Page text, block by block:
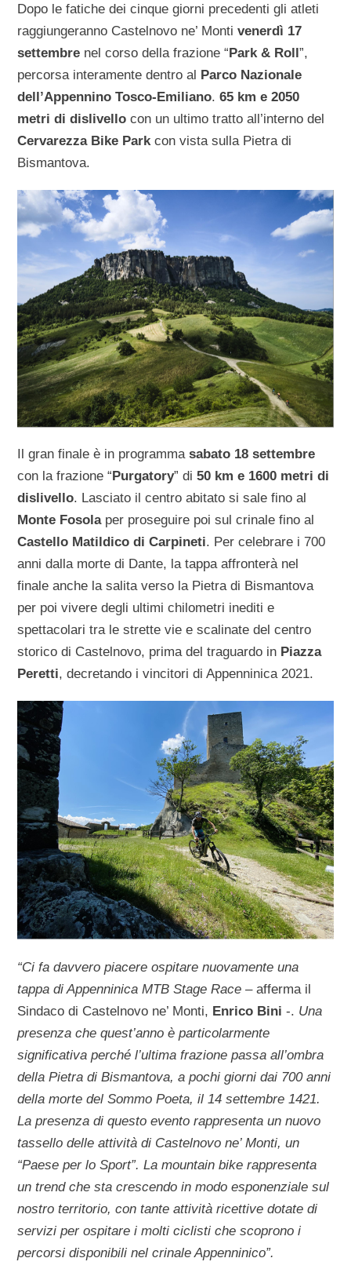
Dopo le fatiche dei cinque giorni precedenti gli atleti
raggiungeranno Castelnovo ne’ Montivenerdì 17
settembre nel corso della frazione “Park & Roll”,
percorsa interamente dentro al Parco Nazionale
dell’Appennino Tosco-Emiliano.65 km e 2050
metri di dislivello con un ultimo tratto all’interno del
Cervarezza Bike Park con vista sulla Pietra di
Bismantova.
Il gran finale è in programmasabato 18 settembre
con la frazione “Purgatory” di50 km e 1600 metri di
dislivello. Lasciato il centro abitato si sale fino al
Monte Fosolaper proseguire poi sul crinale fino al
Castello Matildico di Carpineti. Per celebrare i 700
anni dalla morte di Dante, la tappa affronterà nel
finale anche la salita verso la Pietra di Bismantova
per poi vivere degli ultimi chilometri inediti e
spettacolari tra le strette vie e scalinate del centro
storico di Castelnovo, prima del traguardo in Piazza
Peretti, decretando i vincitori di Appenninica 2021.
“Ci fa davvero piacere ospitare nuovamente una
tappa di Appenninica MTB Stage Race –afferma il
Sindaco di Castelnovo ne’ Monti, Enrico Bini -. Una
presenza che quest’anno è particolarmente
significativa perché l’ultima frazione passa all’ombra
della Pietra di Bismantova, a pochi giorni dai 700 anni
della morte del Sommo Poeta, il 14 settembre 1421.
La presenza di questo evento rappresenta un nuovo
tassello delle attività di Castelnovo ne’ Monti, un
“Paese per lo Sport”. La mountain bike rappresenta
un trend che sta crescendo in modo esponenziale sul
nostro territorio, con tante attività ricettive dotate di
servizi per ospitare i molti ciclisti che scoprono i
percorsi disponibili nel crinale Appenninico”.